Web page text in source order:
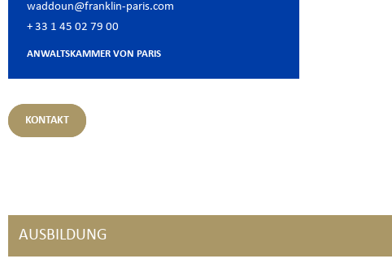
waddoun@franklin-paris.com
+ 33 1 45 02 79 00
ANWALTSKAMMER VON PARIS
KONTAKT
AUSBILDUNG